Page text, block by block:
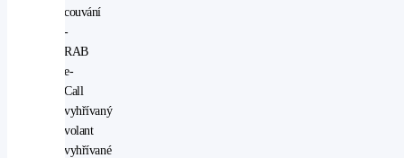
couvání
-
RAB
e-
Call
vyhřívaný
volant
vyhřívané